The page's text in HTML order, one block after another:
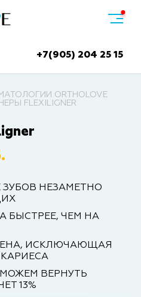
+7(905) 204 25 15
ORTHOLOVE
FLEXILIGNER
НЕЗАМЕТНО
БЫСТРЕЕ, ЧЕМ НА
ИСКЛЮЧАЮЩАЯ
ВЕРНУТЬ
13%